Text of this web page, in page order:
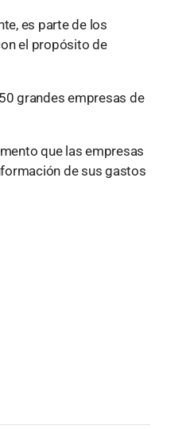
es parte de los
el propósito de
grandes empresas de
que las empresas
de sus gastos